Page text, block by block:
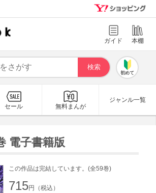
ガイド 本棚
初めて
セール 無料まんが
ジャンル一覧
電子書籍版
この作品は完結しています。(全59巻)
715円（税込）